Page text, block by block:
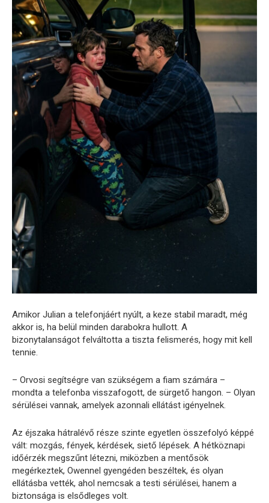
Amikor Julian a telefonjáért nyúlt, a keze stabil maradt, még
akkor is, ha belül minden darabokra hullott. A
bizonytalanságot felváltotta a tiszta felismerés, hogy mit kell
tennie.
– Orvosi segítségre van szükségem a fiam számára –
mondta a telefonba visszafogott, de sürgető hangon. – Olyan
sérülései vannak, amelyek azonnali ellátást igényelnek.
Az éjszaka hátralévő része szinte egyetlen összefolyó képpé
vált: mozgás, fények, kérdések, siető lépések. A hétköznapi
időérzék megszűnt létezni, miközben a mentősök
megérkeztek, Owennel gyengéden beszéltek, és olyan
ellátásba vették, ahol nemcsak a testi sérülései, hanem a
biztonsága is elsődleges volt.